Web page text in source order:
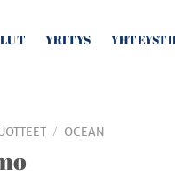
YRITYS
/ OCEAN